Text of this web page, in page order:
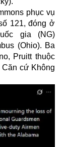
phục vụ
121, đóng ở
gia (NG)
(Ohio). Ba
Pruitt thuộc
Căn cứ Không